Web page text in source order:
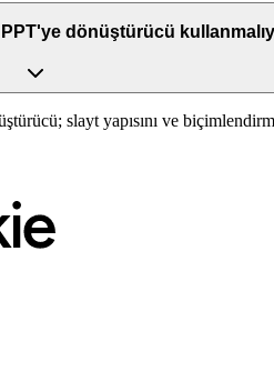
netliğini ve görsel kalitesini
dönüştürücü
slayt yapısını ve